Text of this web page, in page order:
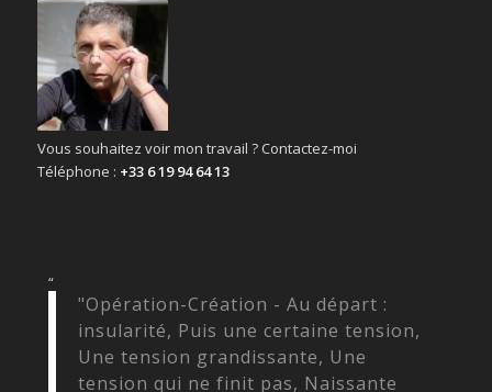
Vous souhaitez voir mon travail ? Contactez-moi
Téléphone : +33 6 19 94 64 13
“
"Opération-Création - Au départ :
insularité, Puis une certaine tension,
Une tension grandissante, Une
tension qui ne finit pas, Naissante